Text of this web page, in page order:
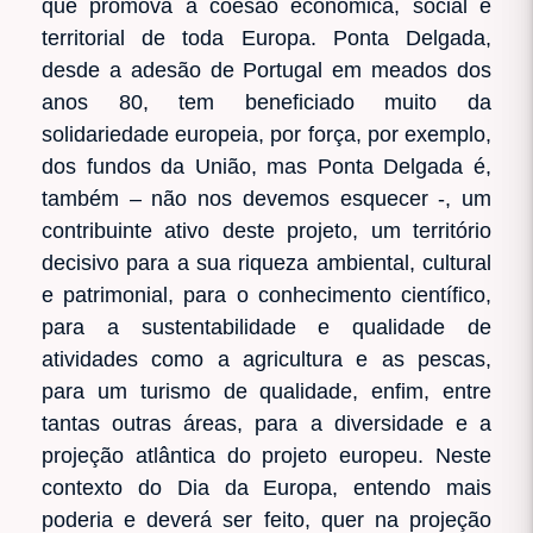
que promova a coesão económica, social e
territorial de toda Europa. Ponta Delgada,
desde a adesão de Portugal em meados dos
anos 80, tem beneficiado muito da
solidariedade europeia, por força, por exemplo,
dos fundos da União, mas Ponta Delgada é,
também – não nos devemos esquecer -, um
contribuinte ativo deste projeto, um território
decisivo para a sua riqueza ambiental, cultural
e patrimonial, para o conhecimento científico,
para a sustentabilidade e qualidade de
atividades como a agricultura e as pescas,
para um turismo de qualidade, enfim, entre
tantas outras áreas, para a diversidade e a
projeção atlântica do projeto europeu. Neste
contexto do Dia da Europa, entendo mais
poderia e deverá ser feito, quer na projeção